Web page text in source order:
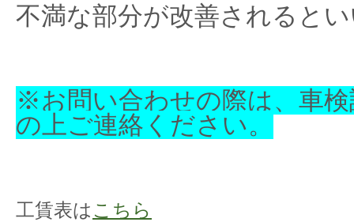
不満な部分が改善されると
※お問い合わせの際は、車
の上ご連絡ください。
工賃表は こちら